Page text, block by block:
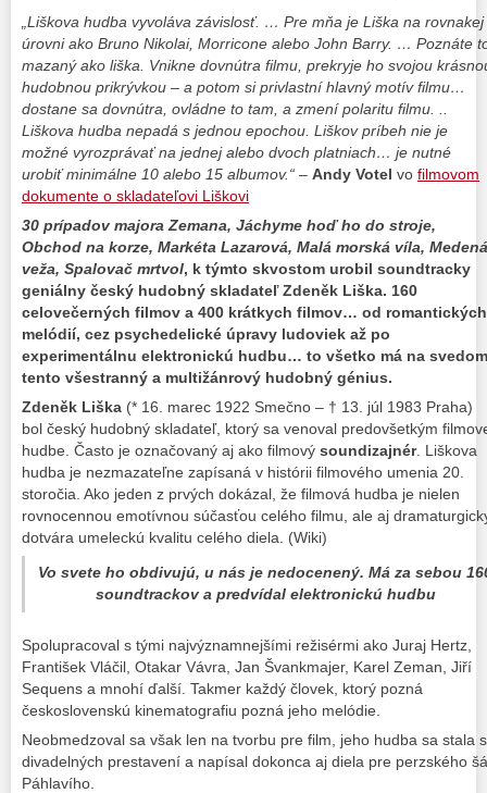
„Liškova hudba vyvoláva závislosť. … Pre mňa je Liška na rovnakej
úrovni ako Bruno Nikolai, Morricone alebo John Barry. … Poznáte
mazaný ako liška. Vnikne dovnútra filmu, prekryje ho svojou
hudobnou prikrývkou – a potom si privlastní hlavný motív filmu…
dostane sa dovnútra, ovládne to tam, a zmení polaritu filmu. ..
Liškova hudba nepadá s jednou epochou. Liškov príbeh nie je
možné vyrozprávať na jednej alebo dvoch platniach… je nutné
urobiť minimálne 10 alebo 15 albumov.“ – Andy Votel vo filmovom
dokumente o skladateľovi Liškovi
30 prípadov majora Zemana, Jáchyme hoď ho do stroje,
Obchod na korze, Markéta Lazarová, Malá morská víla, Medená
veža, Spalovač mrtvol, k týmto skvostom urobil soundtracky
geniálny český hudobný skladateľ Zdeněk Liška. 160
celovečerných filmov a 400 krátkych filmov… od romantických
melódií, cez psychedelické úpravy ludoviek až po
experimentálnu elektronickú hudbu… to všetko má na
tento všestranný a multižánrový hudobný génius.
Zdeněk Liška (* 16. marec 1922 Smečno – † 13. júl 1983 Praha)
bol český hudobný skladateľ, ktorý sa venoval predovšetkým
hudbe. Často je označovaný aj ako filmový soundizajnér. Liškova
hudba je nezmazateľne zapísaná v histórii filmového umenia 20.
storočia. Ako jeden z prvých dokázal, že filmová hudba je nielen
rovnocennou emotívnou súčasťou celého filmu, ale aj
dotvára umeleckú kvalitu celého diela. (Wiki)
Vo svete ho obdivujú, u nás je nedocenený. Má za sebou
soundtrackov a predvídal elektronickú hudbu
Spolupracoval s tými najvýznamnejšími režisérmi ako Juraj Hertz,
František Vláčil, Otakar Vávra, Jan Švankmajer, Karel Zeman, Jiří
Sequens a mnohí ďalší. Takmer každý človek, ktorý pozná
československú kinematografiu pozná jeho melódie.
Neobmedzoval sa však len na tvorbu pre film, jeho hudba sa stala
divadelných prestavení a napísal dokonca aj diela pre perzského
Páhlavího.